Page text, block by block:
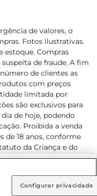
de valores, o
Fotos ilustrativas.
estoque. Compras
de fraude. A fim
de clientes as
com preços
limitada por
são exclusivos para
de hoje, podendo
Proibida a venda
de 18 anos, conforme
da Criança e do
para o
on-line é de R$
Configurar privacidade